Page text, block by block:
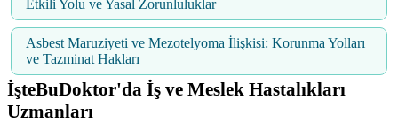
Etkili Yolu ve Yasal Zorunluluklar
Asbest Maruziyeti ve Mezotelyoma İlişkisi: Korunma Yolları
ve Tazminat Hakları
İşteBuDoktor'da İş ve Meslek Hastalıkları
Uzmanları